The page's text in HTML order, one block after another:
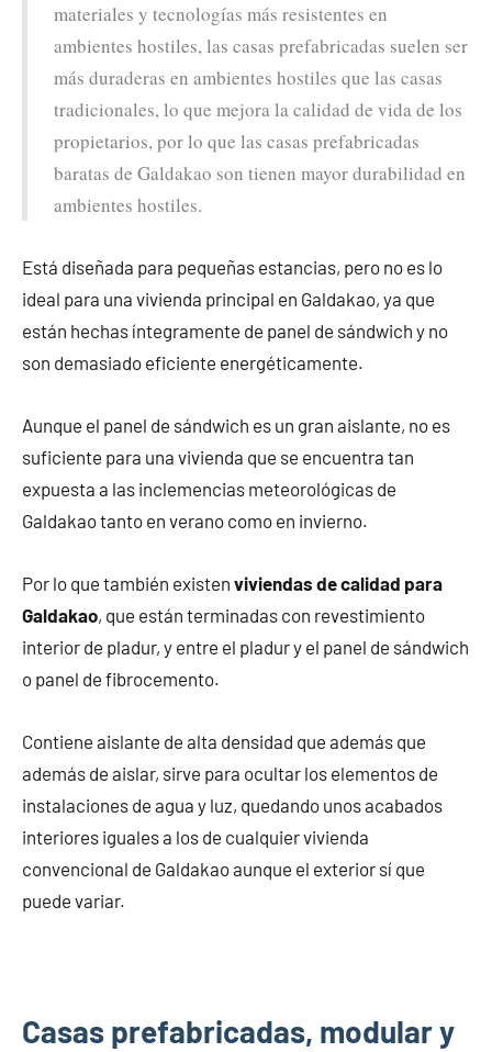
materiales y tecnologías más resistentes en
ambientes hostiles, las casas prefabricadas suelen ser
más duraderas en ambientes hostiles que las casas
tradicionales, lo que mejora la calidad de vida de los
propietarios, por lo que las casas prefabricadas
baratas de Galdakao son tienen mayor durabilidad en
ambientes hostiles.
Está diseñada para pequeñas estancias, pero no es lo
ideal para una vivienda principal en Galdakao, ya que
están hechas íntegramente de panel de sándwich y no
son demasiado eficiente energéticamente.
Aunque el panel de sándwich es un gran aislante, no es
suficiente para una vivienda que se encuentra tan
expuesta a las inclemencias meteorológicas de
Galdakao tanto en verano como en invierno.
Por lo que también existen viviendas de calidad para
Galdakao, que están terminadas con revestimiento
interior de pladur, y entre el pladur y el panel de sándwich
o panel de fibrocemento.
Contiene aislante de alta densidad que además que
además de aislar, sirve para ocultar los elementos de
instalaciones de agua y luz, quedando unos acabados
interiores iguales a los de cualquier vivienda
convencional de Galdakao aunque el exterior sí que
puede variar.
Casas prefabricadas, modular y